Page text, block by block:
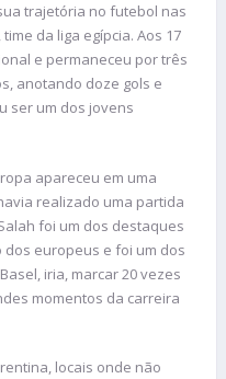
trajetória no futebol nas
da liga egípcia. Aos 17
e permaneceu por três
anotando doze gols e
ser um dos jovens
apareceu em uma
realizado uma partida
foi um dos destaques
dos europeus e foi um dos
iria, marcar 20 vezes
momentos da carreira
locais onde não